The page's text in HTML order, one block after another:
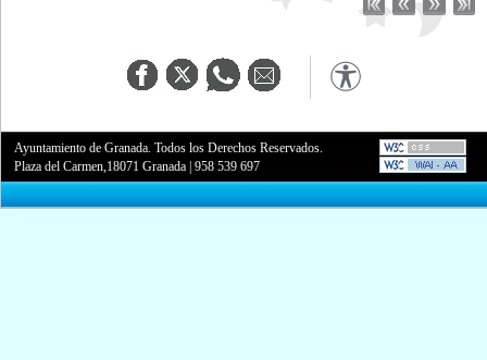
Ayuntamiento de Granada. Todos los Derechos Reservados.
Plaza del Carmen,18071 Granada |958 539 697